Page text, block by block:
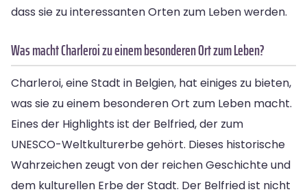
dass sie zu interessanten Orten zum Leben werden.
Was macht Charleroi zu einem besonderen Ort zum Leben?
Charleroi, eine Stadt in Belgien, hat einiges zu bieten,
was sie zu einem besonderen Ort zum Leben macht.
Eines der Highlights ist der Belfried, der zum
UNESCO-Weltkulturerbe gehört. Dieses historische
Wahrzeichen zeugt von der reichen Geschichte und
dem kulturellen Erbe der Stadt. Der Belfried ist nicht